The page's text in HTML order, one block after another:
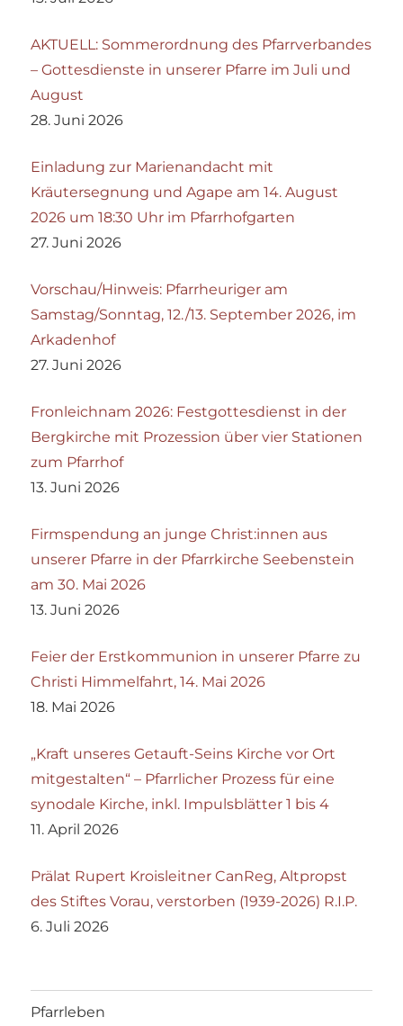
AKTUELL: Sommerordnung des Pfarrverbandes
– Gottesdienste in unserer Pfarre im Juli und
August
28. Juni 2026
Einladung zur Marienandacht mit
Kräutersegnung und Agape am 14. August
2026 um 18:30 Uhr im Pfarrhofgarten
27. Juni 2026
Vorschau/Hinweis: Pfarrheuriger am
Samstag/Sonntag, 12./13. September 2026, im
Arkadenhof
27. Juni 2026
Fronleichnam 2026: Festgottesdienst in der
Bergkirche mit Prozession über vier Stationen
zum Pfarrhof
13. Juni 2026
Firmspendung an junge Christ:innen aus
unserer Pfarre in der Pfarrkirche Seebenstein
am 30. Mai 2026
13. Juni 2026
Feier der Erstkommunion in unserer Pfarre zu
Christi Himmelfahrt, 14. Mai 2026
18. Mai 2026
„Kraft unseres Getauft-Seins Kirche vor Ort
mitgestalten“ – Pfarrlicher Prozess für eine
synodale Kirche, inkl. Impulsblätter 1 bis 4
11. April 2026
Prälat Rupert Kroisleitner CanReg, Altpropst
des Stiftes Vorau, verstorben (1939-2026) R.I.P.
6. Juli 2026
Pfarrleben